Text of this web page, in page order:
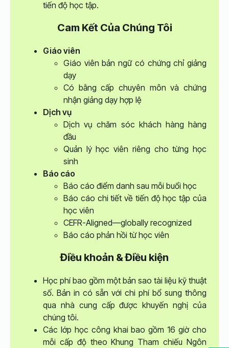
tiến độ học tập.
Cam Kết Của Chúng Tôi
Giáo viên
Giáo viên bản ngữ có chứng chỉ giảng
dạy
Có bằng cấp chuyên môn và chứng
nhận giảng dạy hợp lệ
Dịch vụ
Dịch vụ chăm sóc khách hàng hàng
đầu
Quản lý học viên riêng cho từng học
sinh
Báo cáo
Báo cáo điểm danh sau mỗi buổi học
Báo cáo chi tiết về tiến độ học tập của
học viên
CEFR-Aligned—globally recognized
Báo cáo phản hồi từ học viên
Điều khoản & Điều kiện
Học phí bao gồm một bản sao tài liệu kỹ thuật
số. Bản in có sẵn với chi phí bổ sung thông
qua nhà cung cấp được khuyến nghị của
chúng tôi.
Các lớp học công khai bao gồm 16 giờ cho
mỗi cấp độ theo Khung Tham chiếu Ngôn